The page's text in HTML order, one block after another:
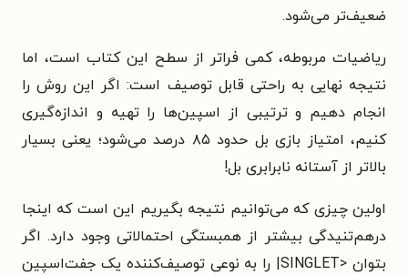
ضعیف‌تر می‌شود.
ریاضیات مربوطه، کمی فراتر از سطح این کتاب است، اما
نتیجه نهایی به راحتی قابل توصیف است: اگر این روش را
انجام دهیم و ترتیبی از اسپین‌ها را تهیه و اندازه‌گیری
کنیم، امتیاز بازی بل حدود ۸۵ درصد می‌شود؛ یعنی بسیار
بالاتر از آستانه نابرابری بل!
اولین چیزی که می‌توانیم نتیجه بگیریم این است که اینجا
درهم‌تنیدگی بیشتر از همبستگی احتمالاتی وجود دارد. اگر
بتوان <SINGLET| را به نوعی توصیف‌کننده یک جفت‌اسپین